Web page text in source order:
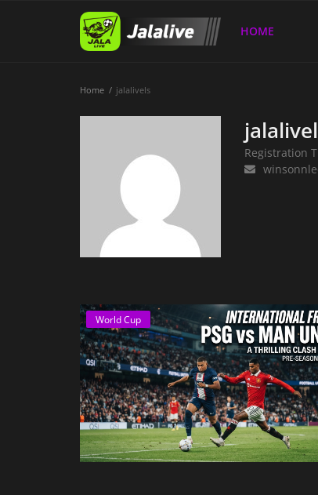
HOME
Home jalalivels
Registration
World Cup